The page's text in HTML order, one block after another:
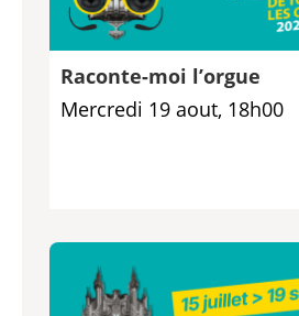
Raconte-moi l’orgue
Mercredi 19 aout, 18h00